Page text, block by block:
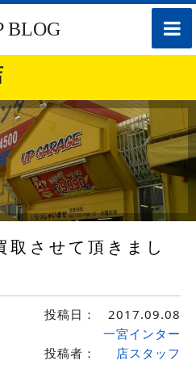
toggle
BLOG
取させて頂きまし
投稿日： 2017.09.08
投稿者：
一宮インター
店スタッフ